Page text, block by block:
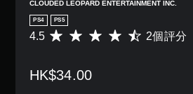
CLOUDED LEOPARD ENTERTAINMENT INC.
PS4 PS5
平
分
4.5 2個評分
HK$34.00